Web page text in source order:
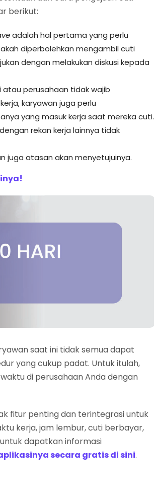
berikut:
adalah hal pertama yang perlu
diperbolehkan mengambil cuti
dengan melakukan diskusi kepada
perusahaan tidak wajib
karyawan juga perlu
yang masuk kerja saat mereka cuti.
rekan kerja lainnya tidak
juga atasan akan menyetujuinya.
saat ini tidak semua dapat
yang cukup padat. Untuk itulah,
di perusahaan Anda dengan
fitur penting dan terintegrasi untuk
kerja, jam lembur, cuti berbayar,
untuk dapatkan informasi
secara gratis di sini.